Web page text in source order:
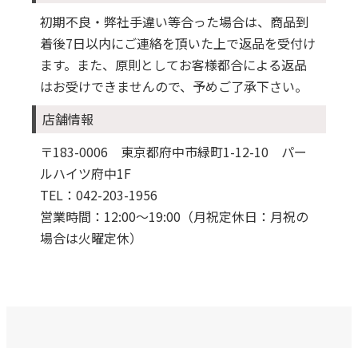
初期不良・弊社手違い等合った場合は、商品到
着後7日以内にご連絡を頂いた上で返品を受付け
ます。また、原則としてお客様都合による返品
はお受けできませんので、予めご了承下さい。
店舗情報
〒183-0006 東京都府中市緑町1-12-10 パー
ルハイツ府中1F
TEL：042-203-1956
営業時間：12:00～19:00（月祝定休日：月祝の
場合は火曜定休）